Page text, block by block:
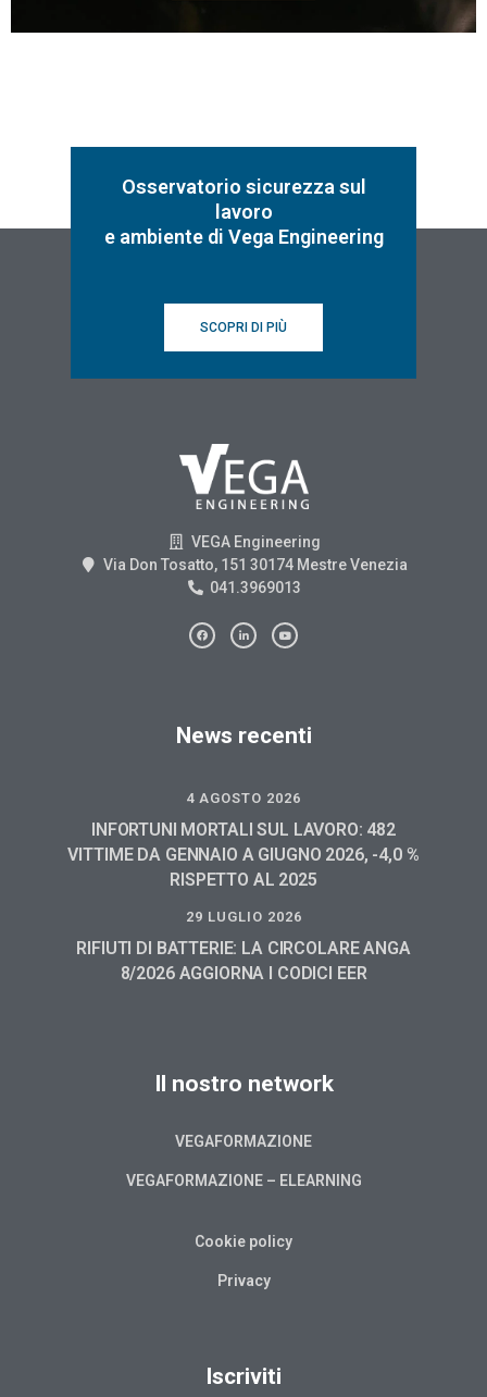
Osservatorio sicurezza sul
lavoro
e ambiente di Vega Engineering
SCOPRI DI PIÙ
VEGA Engineering
Via Don Tosatto, 151 30174 Mestre Venezia
041.3969013
News recenti
4 AGOSTO 2026
INFORTUNI MORTALI SUL LAVORO: 482
VITTIME DA GENNAIO A GIUGNO 2026, -4,0 %
RISPETTO AL 2025
29 LUGLIO 2026
RIFIUTI DI BATTERIE: LA CIRCOLARE ANGA
8/2026 AGGIORNA I CODICI EER
Il nostro network
VEGAFORMAZIONE
VEGAFORMAZIONE – ELEARNING
Cookie policy
Privacy
Iscriviti